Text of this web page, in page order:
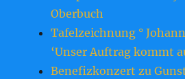
Oberbuch
Tafelzeichnung °
‘Unser Auftrag kommt
Benefizkonzert zu